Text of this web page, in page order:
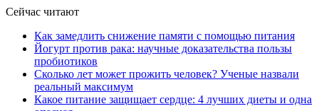
Сейчас читают
Как замедлить снижение памяти с помощью питания
Йогурт против рака: научные доказательства пользы
пробиотиков
Сколько лет может прожить человек? Ученые назвали
реальный максимум
Какое питание защищает сердце: 4 лучших диеты и одна